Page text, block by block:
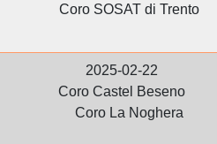
Coro SOSAT di Trento
2025-02-22
Coro Castel Beseno
Coro La Noghera